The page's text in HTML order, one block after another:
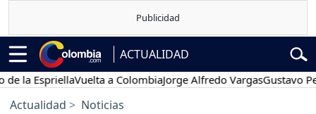
ACTUALIDAD
Vuelta a ColombiaJorge Alfredo VargasGustavo Petro
Actualidad Noticias